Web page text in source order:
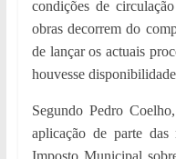
condições de
obras decorrem do
de lançar os actuais
houvesse
Segundo Pedro
aplicação de parte das